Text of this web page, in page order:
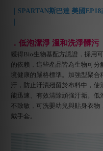
｜SPARTAN斯巴達 美國
．低泡潔淨 溫和洗淨髒污
獲得Bio生物基配方認證，採用
的依賴，這些產品皆為生物可分
境健康的嚴格標準。加強型聚
汙，防止汙漬殘留於布料中， 使
能迅速、有效清除頑強汙垢。
不致敏， 可洗嬰幼兒與貼身衣物
戴手套。